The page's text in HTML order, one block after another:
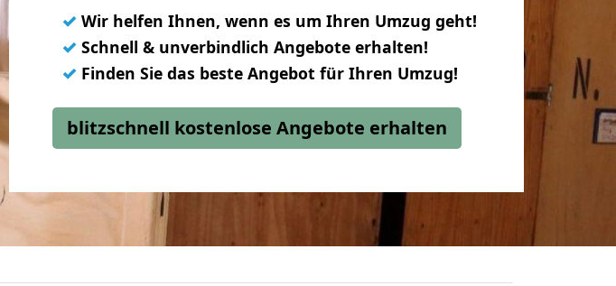
✓ Wir helfen Ihnen, wenn es um Ihren Umzug geht!
✓ Schnell & unverbindlich Angebote erhalten!
✓ Finden Sie das beste Angebot für Ihren Umzug!
blitzschnell kostenlose Angebote erhalten